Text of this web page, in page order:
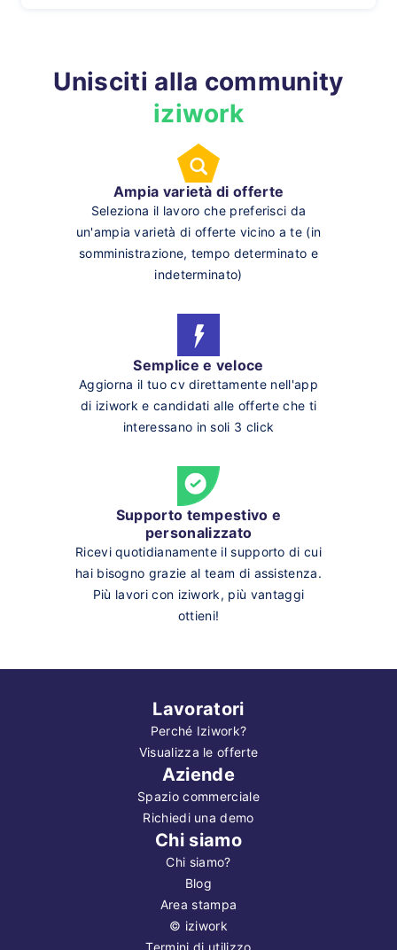
Unisciti alla community
iziwork
Ampia varietà di offerte
Seleziona il lavoro che preferisci da
un'ampia varietà di offerte vicino a te (in
somministrazione, tempo determinato e
indeterminato)
Semplice e veloce
Aggiorna il tuo cv direttamente nell'app
di iziwork e candidati alle offerte che ti
interessano in soli 3 click
Supporto tempestivo e
personalizzato
Ricevi quotidianamente il supporto di cui
hai bisogno grazie al team di assistenza.
Più lavori con iziwork, più vantaggi
ottieni!
Lavoratori
Perché Iziwork?
Visualizza le offerte
Aziende
Spazio commerciale
Richiedi una demo
Chi siamo
Chi siamo?
Blog
Area stampa
© iziwork
Termini di utilizzo